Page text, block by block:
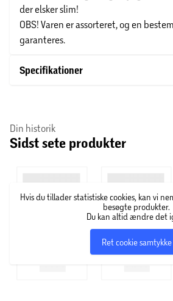
der elsker slim!
OBS! Varen er assorteret, og en
garanteres.
Specifikationer
Din historik
Sidst sete produkter
Hvis du tillader statistiske cookies, kan vi
besøgte produkter.
Du kan altid ændre det
Ret cookie samtykke